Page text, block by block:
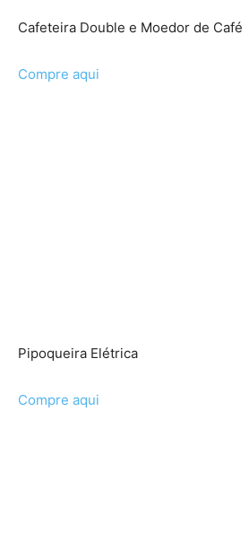
Cafeteira Double e Moedor de Café
Compre aqui
Pipoqueira Elétrica
Compre aqui